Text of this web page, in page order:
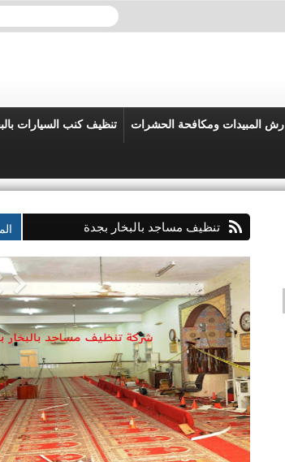
رش المبيدات ومكافحة الحشرات تنظيف كنب السيارات
تنظيف مساجد بالبخار بجدة